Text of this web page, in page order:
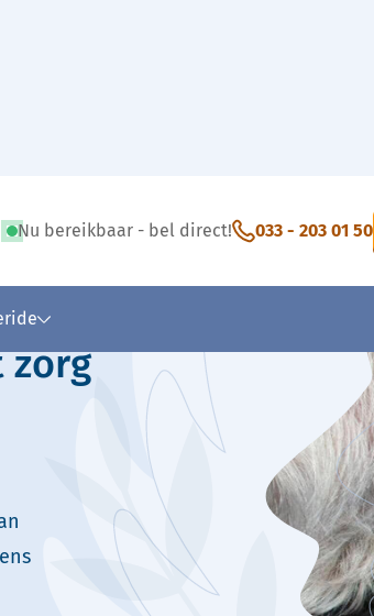
Nu bereikbaar - bel direct! 033 - 203 01 50
zorg